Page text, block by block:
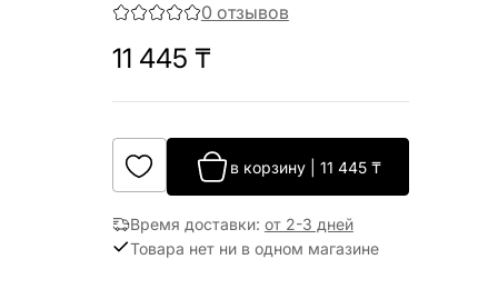
0 отзывов
11 445 ₸
в корзину| 11 445₸
Время доставки: от 2-3 дней
Товара нет ни в одном магазине